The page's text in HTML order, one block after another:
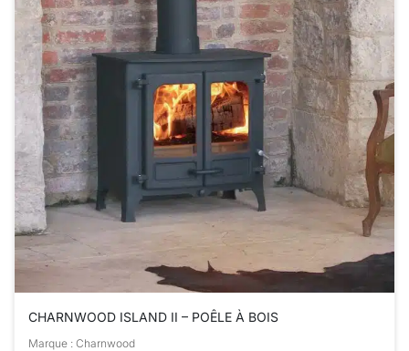
CHARNWOOD ISLAND II – POÊLE À BOIS
Marque : Charnwood